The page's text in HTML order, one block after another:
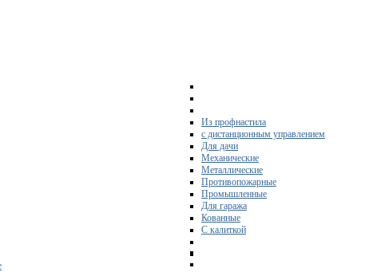
Из профнастила
с дистанционным управлением
Для дачи
Механические
Металлические
Противопожарные
Промышленные
Для гаража
Кованные
С калиткой